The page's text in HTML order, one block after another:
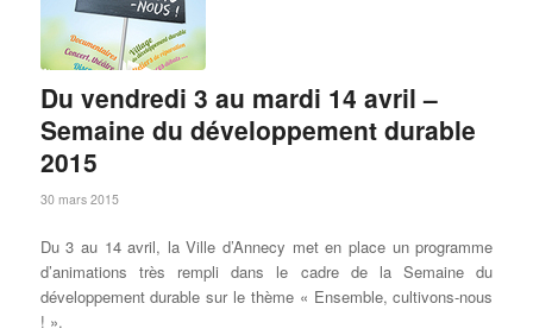
Du vendredi 3 au mardi 14 avril –
Semaine du développement durable
2015
30 mars 2015
Du 3 au 14 avril, la Ville d’Annecy met en place un programme
d’animations très rempli dans le cadre de la Semaine du
développement durable sur le thème « Ensemble, cultivons-nous
! ».